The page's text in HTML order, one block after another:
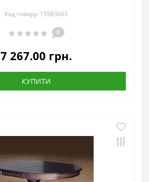
Код товару: 15983665
0
7 267.00 грн.
КУПИТИ